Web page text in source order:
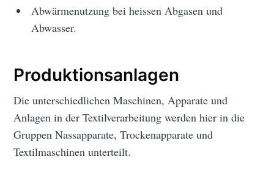
Abwärmenutzung bei heissen Abgasen und
Abwasser.
Produktionsanlagen
Die unterschiedlichen Maschinen, Apparate und
Anlagen in der Textilverarbeitung werden hier in die
Gruppen Nassapparate, Trockenapparate und
Textilmaschinen unterteilt.